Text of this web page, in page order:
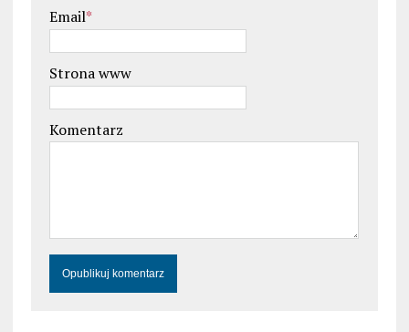
Email*
Strona www
Komentarz